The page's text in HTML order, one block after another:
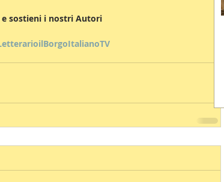
e sostieni i nostri Autori